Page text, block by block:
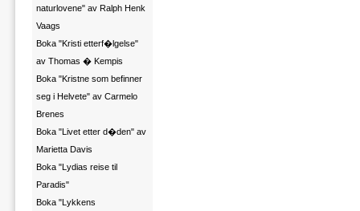
naturlovene" av Ralph Henk
Vaags
Boka "Kristi etterf�lgelse"
av Thomas � Kempis
Boka "Kristne som befinner
seg i Helvete" av Carmelo
Brenes
Boka "Livet etter d�den" av
Marietta Davis
Boka "Lydias reise til
Paradis"
Boka "Lykkens